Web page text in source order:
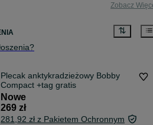
Zobacz
Plecak anktykradzieżowy Bobby
Compact +tag gratis
Nowe
269 zł
281,92 zł z Pakietem Ochronnym